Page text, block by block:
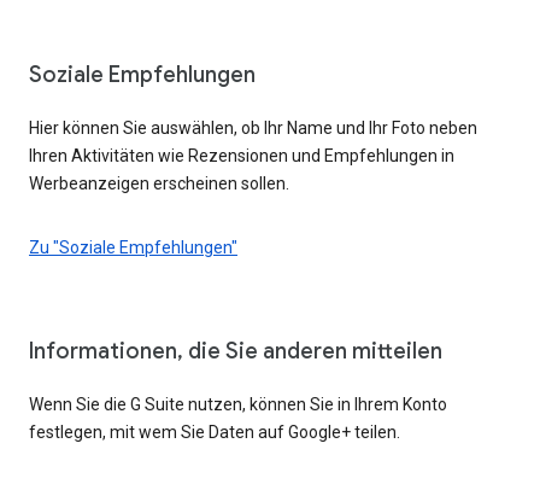
Soziale Empfehlungen
Hier können Sie auswählen, ob Ihr Name und Ihr Foto neben
Ihren Aktivitäten wie Rezensionen und Empfehlungen in
Werbeanzeigen erscheinen sollen.
Zu "Soziale Empfehlungen"
Informationen, die Sie anderen mitteilen
Wenn Sie die G Suite nutzen, können Sie in Ihrem Konto
festlegen, mit wem Sie Daten auf Google+ teilen.